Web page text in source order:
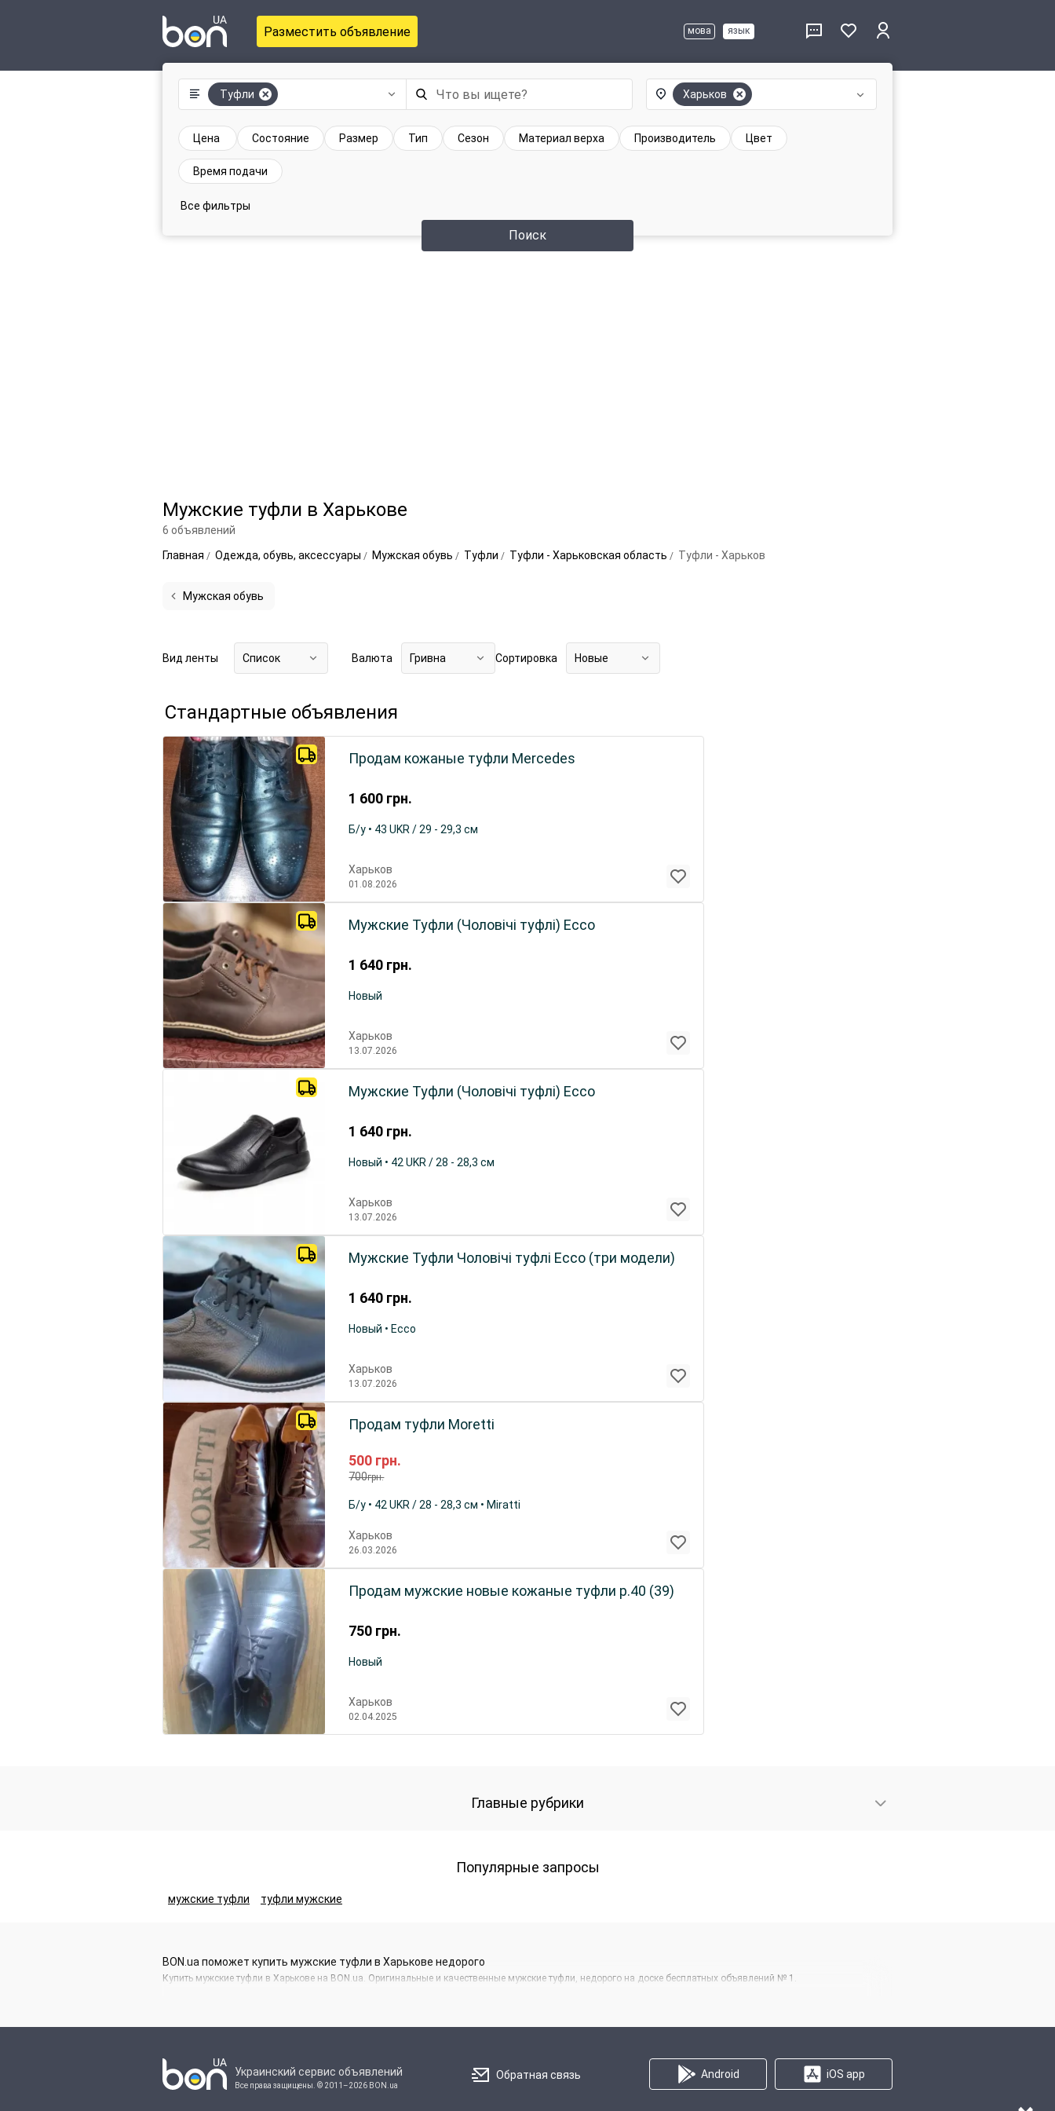
Разместить объявление мова язык
Туфли Харьков
Поиск
Цена Состояние Размер Тип Сезон Материал верха Производитель Цвет
Время подачи
Все фильтры
Мужские туфли в Харькове
6 объявлений
Главная
Одежда, обувь, аксессуары Мужская обувь Туфли Туфли - Харьковская область Туфли - Харьков
Мужская обувь
Вид ленты Список Валюта Гривна Сортировка Новые
Стандартные объявления
1 600 грн.
Продам кожаные туфли Mercedes
Б/у • 43 UKR / 29 - 29,3 см
Харьков
01.08.2026
1 640 грн.
Мужские Туфли (Чоловічі туфлі) Ecco
Новый
Харьков
13.07.2026
1 640 грн.
Мужские Туфли (Чоловічі туфлі) Ecco
Новый • 42 UKR / 28 - 28,3 см
Харьков
13.07.2026
1 640 грн.
Мужские Туфли Чоловічі туфлі Ecco (три модели)
Новый • Ecco
Харьков
13.07.2026
500 грн.
700грн.
Продам туфли Moretti
Б/у • 42 UKR / 28 - 28,3 см • Miratti
Харьков
26.03.2026
750 грн.
Продам мужские новые кожаные туфли р.40 (39)
Новый
Харьков
02.04.2025
Главные рубрики
Популярные запросы
мужские туфли туфли мужские
BON.ua поможет купить мужские туфли в Харькове недорого
Купить мужские туфли в Харькове на BON.ua. Оригинальные и качественные мужские туфли, недорого на доске бесплатных объявлений № 1.
Украинский сервис объявлений
Все права защищены. © 2011–2026 BON.ua
Обратная связь Android iOS app